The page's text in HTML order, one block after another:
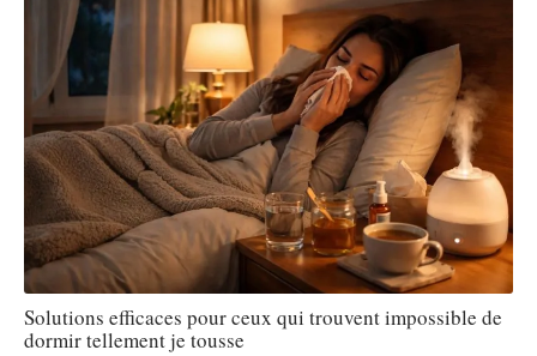
Solutions efficaces pour ceux qui trouvent impossible de
dormir tellement je tousse